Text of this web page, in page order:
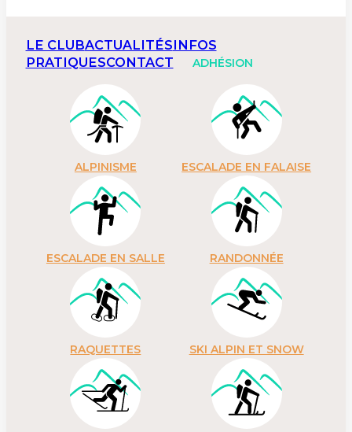
LE CLUBACTUALITÉSINFOS
PRATIQUESCONTACT ADHÉSION
ALPINISME ESCALADE EN FALAISE
ESCALADE EN SALLE RANDONNÉE
RAQUETTES SKI ALPIN ET SNOW